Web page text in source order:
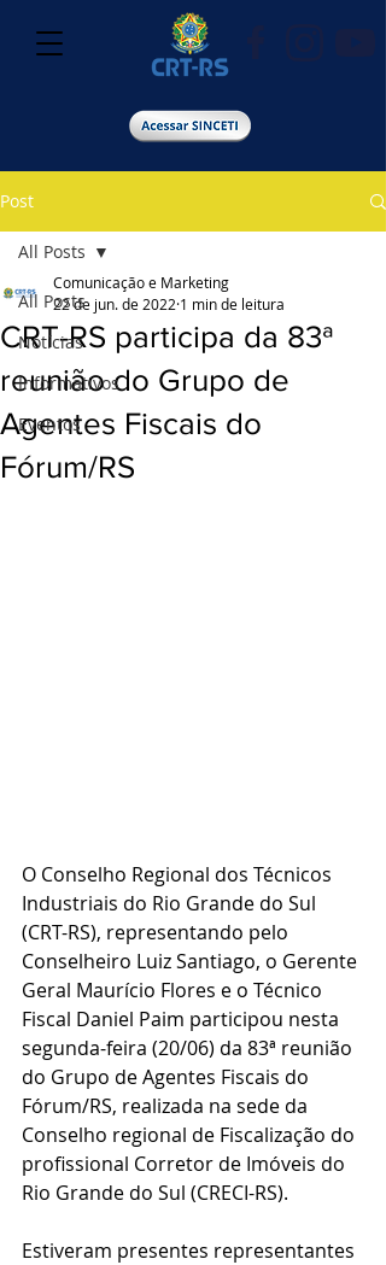
Post
All Posts
Notícias
Informativos
Eventos
All Posts
CRT-RS participa da 83ª
reunião do Grupo de
Agentes Fiscais do
Fórum/RS
Comunicação e Marketing
22 de jun. de 2022 1 min de leitura
O Conselho Regional dos Técnicos
Industriais do Rio Grande do Sul
(CRT-RS), representando pelo
Conselheiro Luiz Santiago, o Gerente
Geral Maurício Flores e o Técnico
Fiscal Daniel Paim participou nesta
segunda-feira (20/06) da 83ª reunião
do Grupo de Agentes Fiscais do
Fórum/RS, realizada na sede da
Conselho regional de Fiscalização do
profissional Corretor de Imóveis do
Rio Grande do Sul (CRECI-RS).
Estiveram presentes representantes